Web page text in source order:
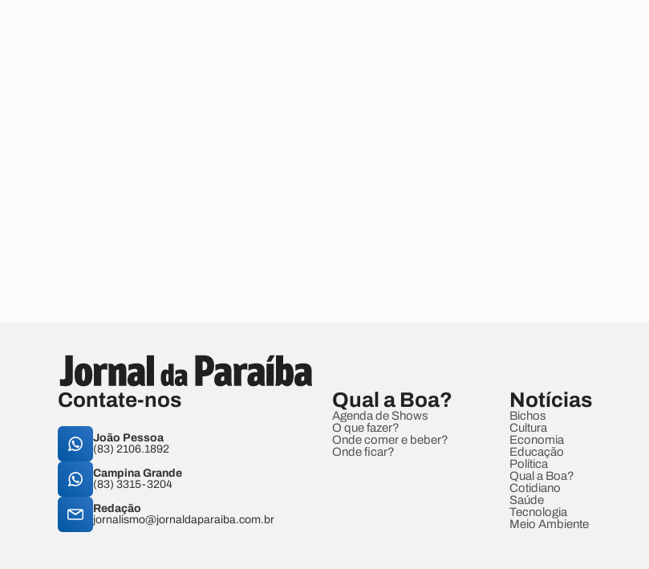
Contate-nos
João Pessoa
(83) 2106.1892
Campina Grande
(83) 3315-3204
Redação
jornalismo@jornaldaparaiba.com.br
Qual a Boa?
Agenda de Shows
O que fazer?
Onde comer e beber?
Onde ficar?
Notícias
Bichos
Cultura
Economia
Educação
Política
Qual a Boa?
Cotidiano
Saúde
Tecnologia
Meio Ambiente